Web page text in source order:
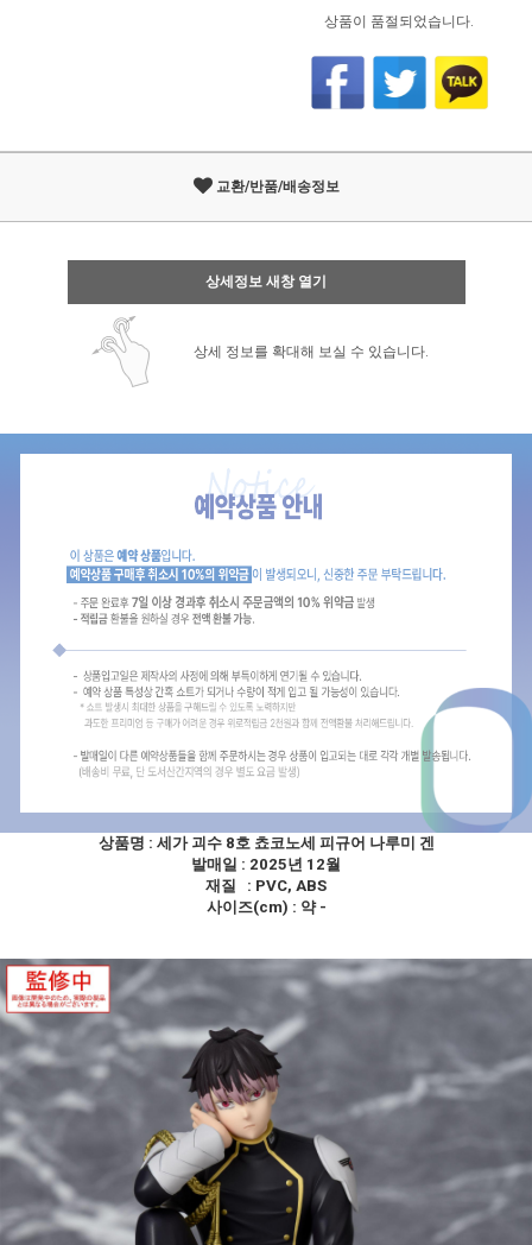
상품이 품절되었습니다.
교환/반품/배송정보
상세정보 새창 열기
상세 정보를 확대해 보실 수 있습니다.
상품명 : 세가 괴수 8호 쵸코노세 피규어 나루미 겐
발매일 : 2025년 12월
재질 : PVC, ABS
사이즈(cm) : 약 -